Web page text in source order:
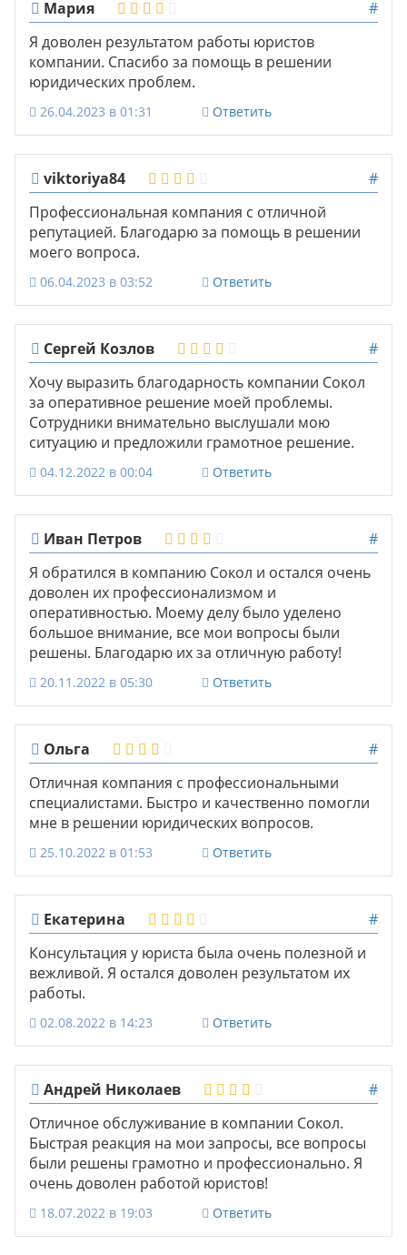
Мария
#
Я доволен результатом работы юристов
компании. Спасибо за помощь в решении
юридических проблем.
26.04.2023 в 01:31 Ответить
viktoriya84
#
Профессиональная компания с отличной
репутацией. Благодарю за помощь в решении
моего вопроса.
06.04.2023 в 03:52 Ответить
Сергей Козлов
#
Хочу выразить благодарность компании Сокол
за оперативное решение моей проблемы.
Сотрудники внимательно выслушали мою
ситуацию и предложили грамотное решение.
04.12.2022 в 00:04 Ответить
Иван Петров
#
Я обратился в компанию Сокол и остался очень
доволен их профессионализмом и
оперативностью. Моему делу было уделено
большое внимание, все мои вопросы были
решены. Благодарю их за отличную работу!
20.11.2022 в 05:30 Ответить
Ольга
#
Отличная компания с профессиональными
специалистами. Быстро и качественно помогли
мне в решении юридических вопросов.
25.10.2022 в 01:53 Ответить
Екатерина
#
Консультация у юриста была очень полезной и
вежливой. Я остался доволен результатом их
работы.
02.08.2022 в 14:23 Ответить
Андрей Николаев
#
Отличное обслуживание в компании Сокол.
Быстрая реакция на мои запросы, все вопросы
были решены грамотно и профессионально. Я
очень доволен работой юристов!
18.07.2022 в 19:03 Ответить